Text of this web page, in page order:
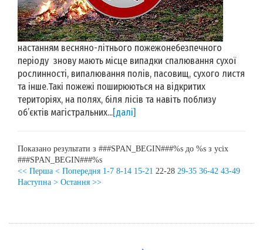
настанням весняно-літнього пожежонебезпечного
періоду знову мають місце випадки спалювання сухої
рослинності, випалювання полів, пасовищ, сухого листя
та інше.Такі пожежі поширюються на відкритих
територіях, на полях, біля лісів та навіть поблизу
об’єктів магістральних...[далі]
Показано результати з ###SPAN_BEGIN###%s до %s з усіх
###SPAN_BEGIN###%s
<< Перша < Попередня 1-7 8-14 15-21 22-28 29-35 36-42 43-49
Наступна > Остання >>